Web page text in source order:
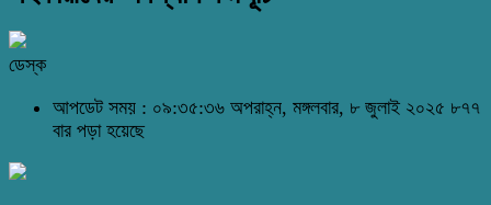
ডেস্ক
আপডেট সময় : ০৯:৩৫:৩৬ অপরাহ্ন, মঙ্গলবার, ৮ জুলাই ২০২৫ ৮৭৭
বার পড়া হয়েছে